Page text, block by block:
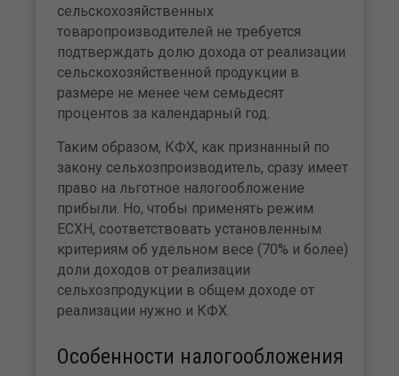
сельскохозяйственных
товаропроизводителей не требуется
подтверждать долю дохода от реализации
сельскохозяйственной продукции в
размере не менее чем семьдесят
процентов за календарный год.
Таким образом, КФХ, как признанный по
закону сельхозпроизводитель, сразу имеет
право на льготное налогообложение
прибыли. Но, чтобы применять режим
ЕСХН, соответствовать установленным
критериям об удельном весе (70% и более)
доли доходов от реализации
сельхозпродукции в общем доходе от
реализации нужно и КФХ.
Особенности налогообложения